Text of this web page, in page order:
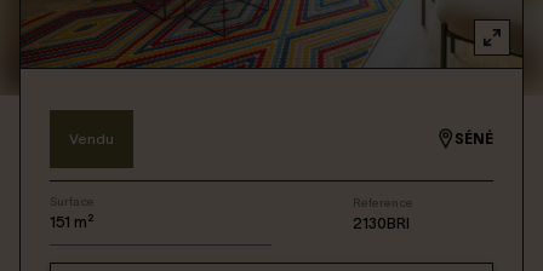
Notre agence
Connexion / Inscription
Vendu SÉNÉ
Surface
151 m²
Reference
2130BRI